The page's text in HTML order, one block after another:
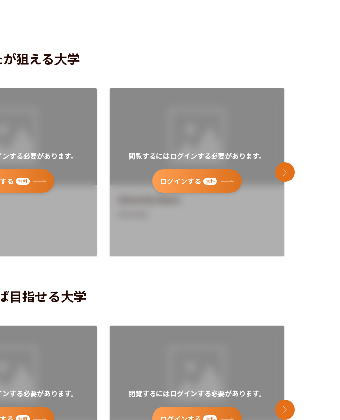
狙える大学
する必要があります。
る 無料
閲覧するにはログインする必要があります。
ログインする 無料
次のスライド
目指せる大学
する必要があります。
無料
閲覧するにはログインする必要があります。
無料
次のスライド